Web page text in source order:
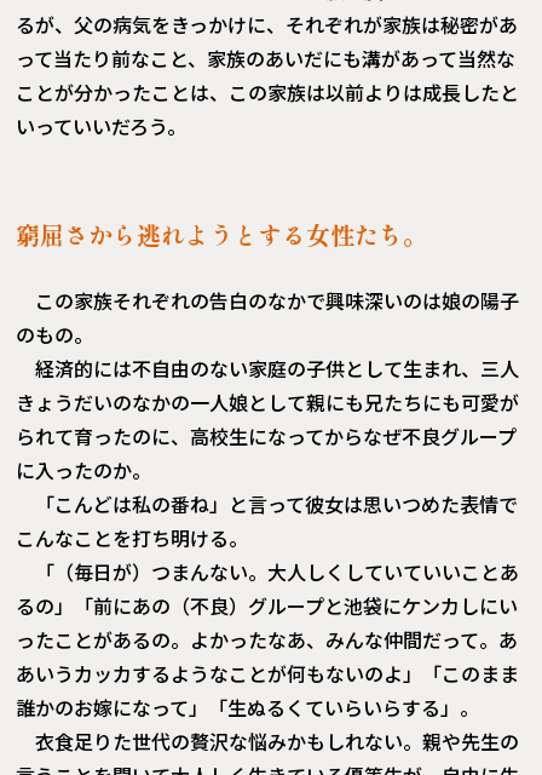
るが、父の病気をきっかけに、それぞれが家族は秘密があ
って当たり前なこと、家族のあいだにも溝があって当然な
ことが分かったことは、この家族は以前よりは成長したと
いっていいだろう。
窮屈さから逃れようとする女性たち。
この家族それぞれの告白のなかで興味深いのは娘の陽子
のもの。
経済的には不自由のない家庭の子供として生まれ、三人
きょうだいのなかの一人娘として親にも兄たちにも可愛が
られて育ったのに、高校生になってからなぜ不良グループ
に入ったのか。
「こんどは私の番ね」と言って彼女は思いつめた表情で
こんなことを打ち明ける。
「（毎日が）つまんない。大人しくしていていいことあ
るの」「前にあの（不良）グループと池袋にケンカしにい
ったことがあるの。よかったなあ、みんな仲間だって。あ
あいうカッカするようなことが何もないのよ」「このまま
誰かのお嫁になって」「生ぬるくていらいらする」。
衣食足りた世代の贅沢な悩みかもしれない。親や先生の